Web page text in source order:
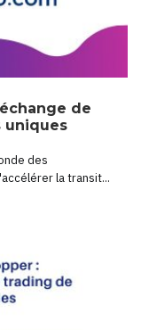
de
uniques
des
la transit...